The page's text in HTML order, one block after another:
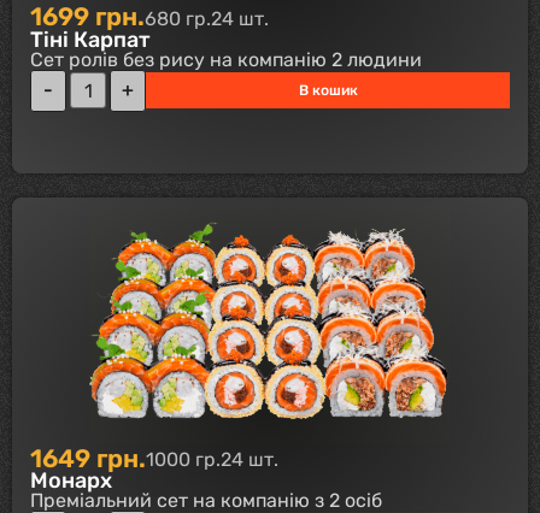
1699 грн.680 гр.24 шт.
Тіні Карпат
Сет ролів без рису на компанію 2 людини
В кошик
1649 грн.1000 гр.24 шт.
Монарх
Преміальний сет на компанію з 2 осіб